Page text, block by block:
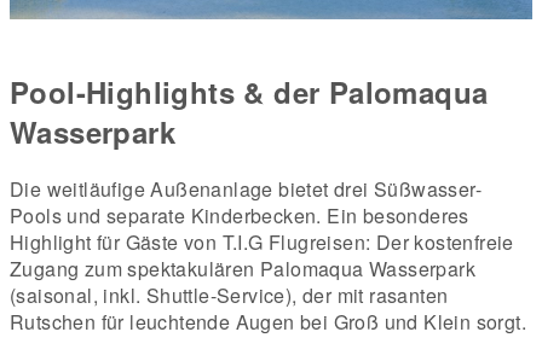
Pool-Highlights & der Palomaqua
Wasserpark
Die weitläufige Außenanlage bietet drei Süßwasser-
Pools und separate Kinderbecken. Ein besonderes
Highlight für Gäste von T.I.G Flugreisen: Der kostenfreie
Zugang zum spektakulären Palomaqua Wasserpark
(saisonal, inkl. Shuttle-Service), der mit rasanten
Rutschen für leuchtende Augen bei Groß und Klein sorgt.